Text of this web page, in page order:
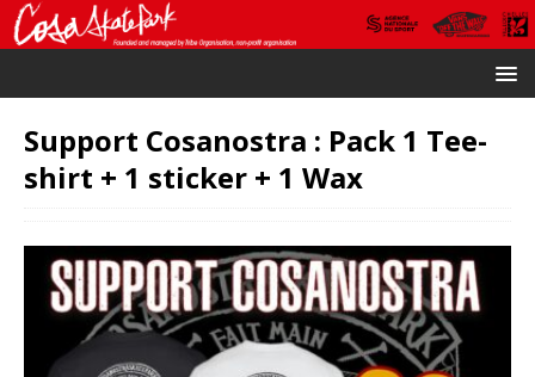
Support Cosanostra : Pack 1 Tee-
shirt + 1 sticker + 1 Wax